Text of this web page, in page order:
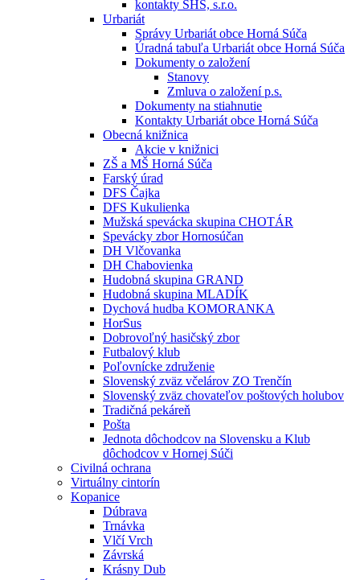
kontakty SHS, s.r.o.
Urbariát
Správy Urbariát obce Horná Súča
Úradná tabuľa Urbariát obce Horná Súča
Dokumenty o založení
Stanovy
Zmluva o založení p.s.
Dokumenty na stiahnutie
Kontakty Urbariát obce Horná Súča
Obecná knižnica
Akcie v knižnici
ZŠ a MŠ Horná Súča
Farský úrad
DFS Čajka
DFS Kukulienka
Mužská spevácka skupina CHOTÁR
Spevácky zbor Hornosúčan
DH Vlčovanka
DH Chabovienka
Hudobná skupina GRAND
Hudobná skupina MLADÍK
Dychová hudba KOMORANKA
HorSus
Dobrovoľný hasičský zbor
Futbalový klub
Poľovnícke združenie
Slovenský zväz včelárov ZO Trenčín
Slovenský zväz chovateľov poštových holubov
Tradičná pekáreň
Pošta
Jednota dôchodcov na Slovensku a Klub
dôchodcov v Hornej Súči
Civilná ochrana
Virtuálny cintorín
Kopanice
Dúbrava
Trnávka
Vlčí Vrch
Závrská
Krásny Dub